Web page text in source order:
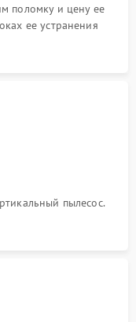
поломку и цену ее
ее устранения
пылесос.